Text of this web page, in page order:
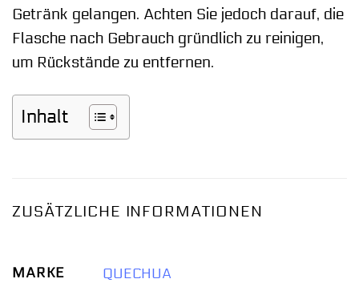
Getränk gelangen. Achten Sie jedoch darauf, die
Flasche nach Gebrauch gründlich zu reinigen,
um Rückstände zu entfernen.
Inhalt
ZUSÄTZLICHE INFORMATIONEN
MARKE QUECHUA